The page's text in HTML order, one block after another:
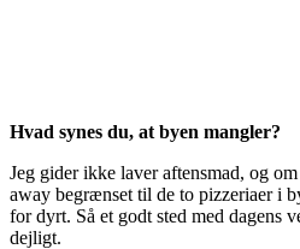
Hvad synes du, at byen mangler?
Jeg gider ikke laver aftensmad, og
away begrænset til de to pizzeriaer i
for dyrt. Så et godt sted med dagens
dejligt.